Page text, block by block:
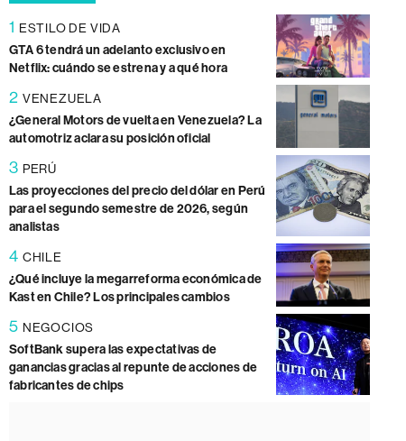
1 ESTILO DE VIDA
GTA 6 tendrá un adelanto exclusivo en
Netflix: cuándo se estrena y a qué hora
2 VENEZUELA
¿General Motors de vuelta en Venezuela? La
automotriz aclara su posición oficial
3 PERÚ
Las proyecciones del precio del dólar en Perú
para el segundo semestre de 2026, según
analistas
4 CHILE
¿Qué incluye la megarreforma económica de
Kast en Chile? Los principales cambios
5 NEGOCIOS
SoftBank supera las expectativas de
ganancias gracias al repunte de acciones de
fabricantes de chips